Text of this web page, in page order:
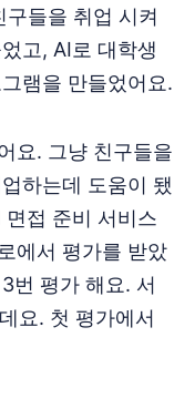
들을 취업 시켜
고, AI로 대학생
램을 만들었어요.
요. 그냥 친구들을
하는데 도움이 됐
접 준비 서비스
에서 평가를 받았
번 평가 해요. 서
요. 첫 평가에서